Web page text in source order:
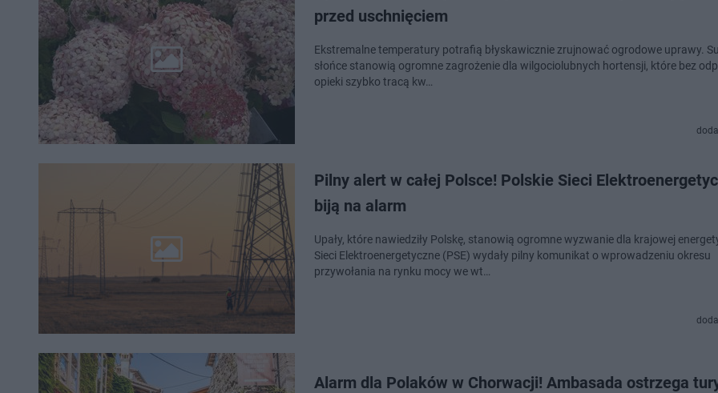
przed uschnięciem
Ekstremalne temperatury potrafią błyskawicznie zrujnować ogrodowe uprawy.
słońce stanowią ogromne zagrożenie dla wilgociolubnych hortensji, które bez
opieki szybko tracą kw…
Pilny alert w całej Polsce! Polskie Sieci
biją na alarm
Upały, które nawiedziły Polskę, stanowią ogromne wyzwanie dla krajowej
Sieci Elektroenergetyczne (PSE) wydały pilny komunikat o wprowadzeniu okresu
przywołania na rynku mocy we wt…
Alarm dla Polaków w Chorwacji! Ambasada ostrzega